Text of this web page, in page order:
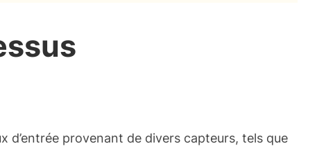
provenant de divers capteurs, tels que